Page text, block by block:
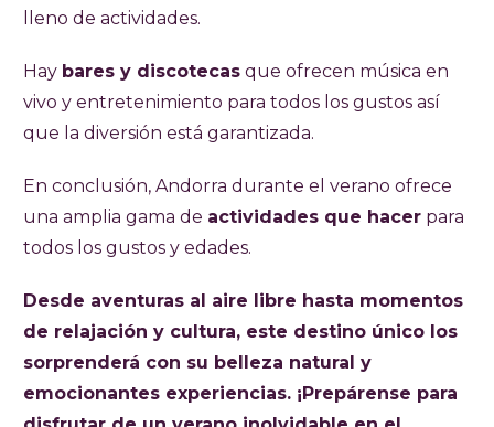
lleno de actividades.
Hay bares y discotecas que ofrecen música en
vivo y entretenimiento para todos los gustos así
que la diversión está garantizada.
En conclusión, Andorra durante el verano ofrece
una amplia gama de actividades que hacer para
todos los gustos y edades.
Desde aventuras al aire libre hasta momentos
de relajación y cultura, este destino único los
sorprenderá con su belleza natural y
emocionantes experiencias. ¡Prepárense para